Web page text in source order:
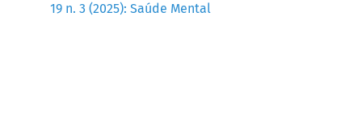
19 n. 3 (2025): Saúde Mental